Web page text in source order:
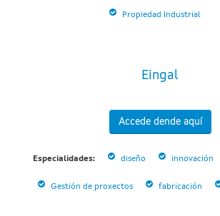
Propiedad Industrial
Eingal
Accede dende aquí
Especialidades: diseño innovación
Gestión de proxectos fabricación